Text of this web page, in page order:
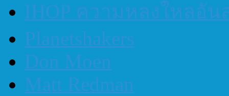
IHOP ความหลงใหลอัน
Planetshakers
Don Moen
Matt Redman